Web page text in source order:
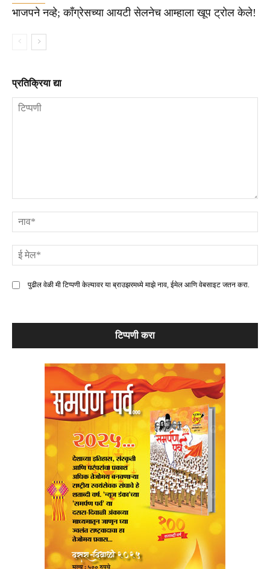
भाजपने नव्हे; काँग्रेसच्या आयटी सेलनेच आम्हाला खूप ट्रोल केले!
प्रतिक्रिया द्या
पुढील वेळी मी टिप्पणी केल्यावर या ब्राउझरमध्ये माझे नाव, ईमेल आणि वेबसाइट जतन करा.